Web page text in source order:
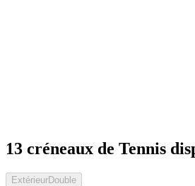
13 créneaux de Tennis
ExtérieurDouble